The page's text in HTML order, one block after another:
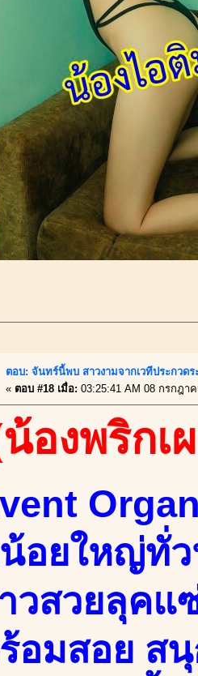
ตอบ: จันทร์นี้พบ สาวงามจากเวทีประกวด
« ตอบ #18 เมื่อ: 03:25:41 AM 08 กรกฎา
องพริกเ
อยใหญ่ทั่ว
วสวยลุคแ
อมสอย ส